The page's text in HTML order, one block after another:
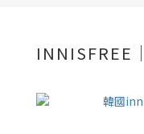
INNISFREE